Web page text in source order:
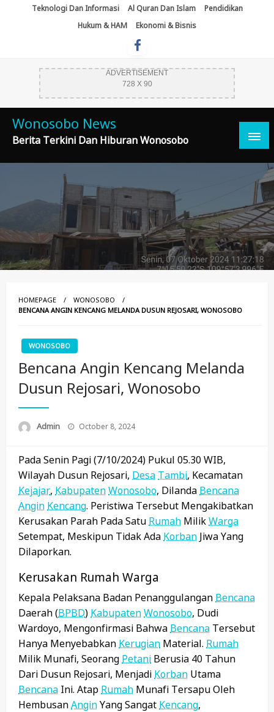
Teknologi Dan Informasi Al Quran Dan Islam
Pendidikan
Hukum & HAM
Ekonomi & Bisnis
ADVERTISEMENT
728 X 90
Wonosobo News
Berita Terkini Dan Hiburan Wonosobo
HOMEPAGE
WONOSOBO
BENCANA ANGIN KENCANG MELANDA DUSUN REJOSARI, WONOSOBO
WONOSOBO
Bencana Angin Kencang Melanda
Dusun Rejosari, Wonosobo
Admin
Posted
October 8, 2024
Pada Senin Pagi (7/10/2024) Pukul 05.30 WIB,
Wilayah Dusun Rejosari, Desa Tambi, Kecamatan
Kejajar, KabupatenWonosobo, Dilanda Bencana
Angin Kencang. Peristiwa Tersebut Mengakibatkan
Kerusakan Parah Pada Satu Rumah MilikWarga
Setempat, Meskipun Tidak Ada Korban Jiwa Yang
Dilaporkan.
Kerusakan Rumah Warga
Kepala Pelaksana Badan Penanggulangan Bencana
Daerah (BPBD) KabupatenWonosobo, Dudi
Wardoyo, Mengonfirmasi Bahwa Bencana Tersebut
Hanya Menyebabkan Kerugian Material. Rumah
Milik Munafi, Seorang Petani Berusia 40 Tahun
Dari Dusun Rejosari, Menjadi Korban Utama
Bencana Ini. Atap Rumah Munafi Tersapu Oleh
HembusanAnginYang Sangat Kencang,